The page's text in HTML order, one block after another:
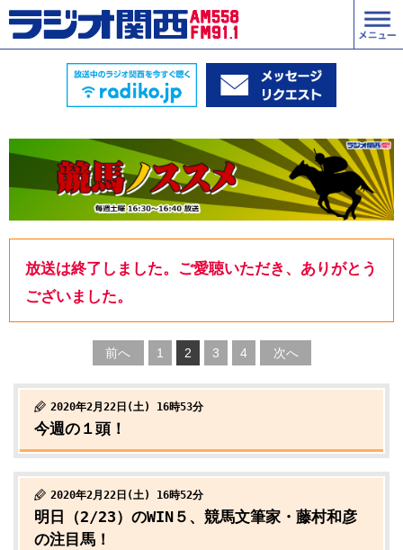
放送は終了しました。ご愛聴いただき、ありがとう
ございました。
前へ 1 2 3 4 次へ
2020年2月22日(土) 16時53分
今週の１頭！
2020年2月22日(土) 16時52分
明日（2/23）のWIN５、競馬文筆家・藤村和彦
の注目馬！